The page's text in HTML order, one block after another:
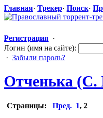
Главная· Трекер· Поиск·
Регистрация ·
Логин (имя на сайте):
· Забыли пароль?
Отченька (С.
Страницы: Пред. 1, 2